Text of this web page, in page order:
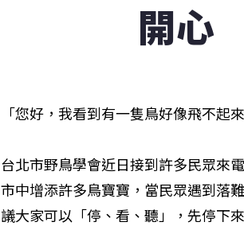
開心
「您好，我看到有一隻鳥好像飛不起
台北市野鳥學會近日接到許多民眾來
市中增添許多鳥寶寶，當民眾遇到落
議大家可以「停、看、聽」，先停下